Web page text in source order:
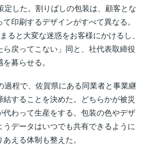
定した。割りばしの包装は、顧客とな
印刷するデザインがすべて異なる。
ると大変な迷惑をお客様にかけるし、
ら戻ってこない」同と、社代表取締役
を募らせる。
過程で、佐賀県にある同業者と事業継
することを決めた。どちらかが被災
代わって生産をする。包装の色やデザ
うデータはいつでも共有できるように
あえる体制も整えた。